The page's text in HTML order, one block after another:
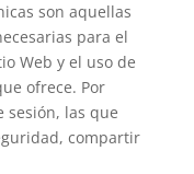
son aquellas
para el
Web y el uso de
ofrece. Por
sesión, las que
compartir